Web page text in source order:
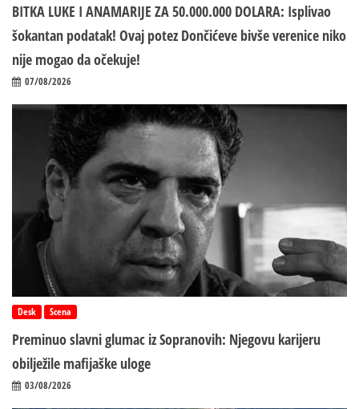
BITKA LUKE I ANAMARIJE ZA 50.000.000 DOLARA: Isplivao
šokantan podatak! Ovaj potez Dončićeve bivše verenice niko
nije mogao da očekuje!
07/08/2026
Desk Scena
Preminuo slavni glumac iz Sopranovih: Njegovu karijeru
obilježile mafijaške uloge
03/08/2026